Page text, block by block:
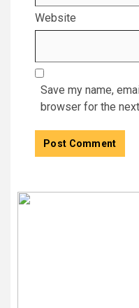
Website
Save my name,
browser for the